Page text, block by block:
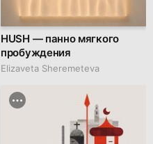
HUSH — панно мягкого
пробуждения
Elizaveta Sheremeteva